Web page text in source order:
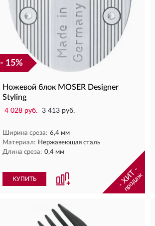
- 15%
Ножевой блок MOSER Designer
Styling
4 028 руб. 3 413 руб.
Ширина среза: 6,4 мм
Материал: Нержавеющая сталь
Длина среза: 0,4 мм
КУПИТЬ - ХИТ -
продаж